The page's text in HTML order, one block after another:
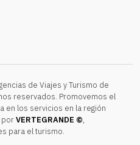
de Viajes y Turismo de
reservados. Promovemos el
en los servicios en la región
porVERTEGRANDE ©,
para el turismo.